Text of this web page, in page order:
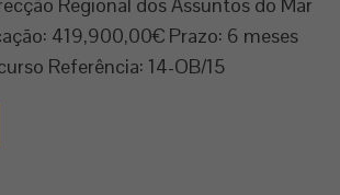
419,900,00€ Prazo: 6 meses
Referência: 14-OB/15